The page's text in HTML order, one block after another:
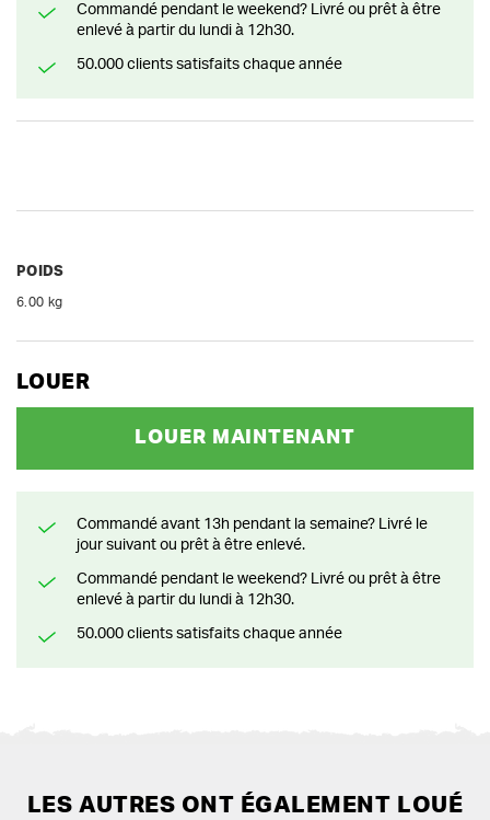
Commandé pendant le weekend? Livré ou prêt à être
enlevé à partir du lundi à 12h30.
50.000 clients satisfaits chaque année
POIDS
6.00 kg
LOUER
LOUER MAINTENANT
Commandé avant 13h pendant la semaine? Livré le
jour suivant ou prêt à être enlevé.
Commandé pendant le weekend? Livré ou prêt à être
enlevé à partir du lundi à 12h30.
50.000 clients satisfaits chaque année
LES AUTRES ONT ÉGALEMENT LOUÉ